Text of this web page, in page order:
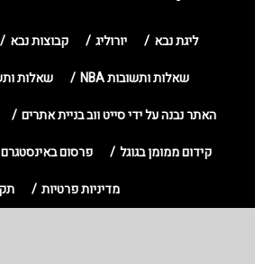
ליגת נבא יורוליג קבוצות נבא
שאלות ותשובות NBA
שאלות
האתר נבנה על ידי סייט ווב בניית אתרים
קידום ממומן בגוגל
פרסום באינסטגרם
מדיניות פרטיות